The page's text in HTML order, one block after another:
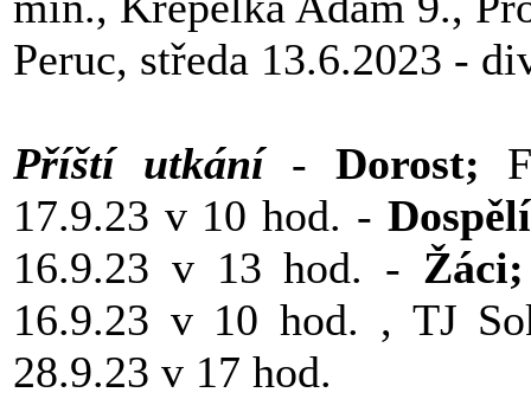
Peruc, středa 13.6.2023 -
Příští utkání - Dorost;
17.9.23 v 10 hod. -
16.9.23 v 13 hod. - Žáci;
16.9.23 v 10 hod. , TJ
28.9.23 v 17 hod.